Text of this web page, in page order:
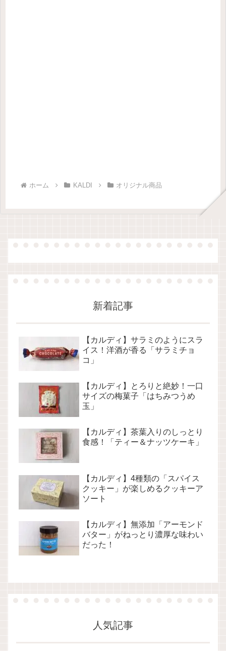
ホーム KALDI オリジナル商品
新着記事
【カルディ】サラミのようにスラ
イス！洋酒が香る「サラミチョ
コ」
【カルディ】とろりと絶妙！一口
サイズの梅菓子「はちみつうめ
玉」
【カルディ】茶葉入りのしっとり
食感！「ティー＆ナッツケーキ」
【カルディ】4種類の「スパイス
クッキー」が楽しめるクッキーア
ソート
【カルディ】無添加「アーモンド
バター」がねっとり濃厚な味わい
だった！
人気記事